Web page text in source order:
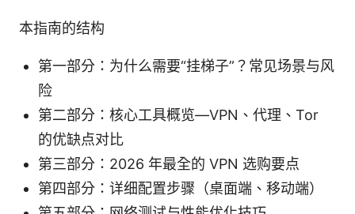
本指南的结构
第一部分：为什么需要“挂梯子”？常见场景与风
险
第二部分：核心工具概览—VPN、代理、Tor
的优缺点对比
第三部分：2026 年最全的 VPN 选购要点
第四部分：详细配置步骤（桌面端、移动端）